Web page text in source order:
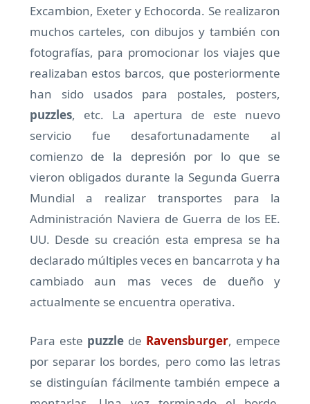
Excambion, Exeter y Echocorda. Se realizaron
muchos carteles, con dibujos y también con
fotografías, para promocionar los viajes que
realizaban estos barcos, que posteriormente
han sido usados para postales, posters,
puzzles, etc. La apertura de este nuevo
servicio fue desafortunadamente al
comienzo de la depresión por lo que se
vieron obligados durante la Segunda Guerra
Mundial a realizar transportes para la
Administración Naviera de Guerra de los EE.
UU. Desde su creación esta empresa se ha
declarado múltiples veces en bancarrota y ha
cambiado aun mas veces de dueño y
actualmente se encuentra operativa.
Para este puzzlede Ravensburger, empece
por separar los bordes, pero como las letras
se distinguían fácilmente también empece a